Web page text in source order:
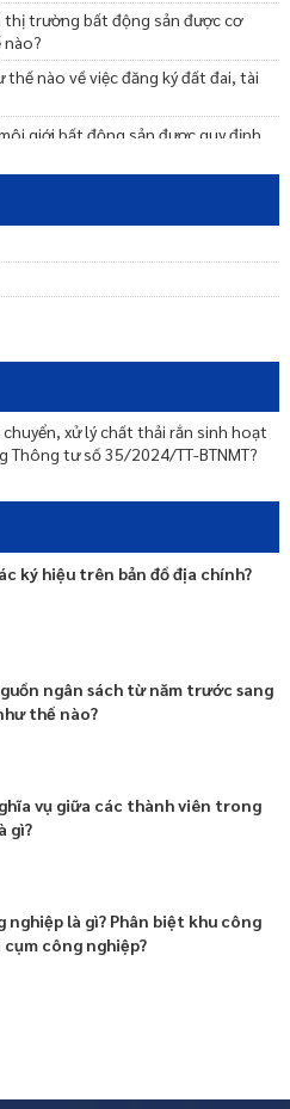
trường bất động sản được cơ
nào?
nào về việc đăng ký đất đai, tài
giới bất động sản được quy định
chức kỳ thi sát hạch và cấp chứng
nào về mua bán nhà ở?
nào về thuê nhà ở?
nhỏ là gì?
nhân tự xây dựng nhà ở là gì?
thế nào về việc giao đất, cho thuê
sử dụng đất?
trong tương lai đủ điều kiện
người sử dụng nhà chung cư
sử dụng hệ thống thông tin về nhà
thuê và quản lý vận hành nhà ở
được quy định thế nào?
xử lý chất thải rắn sinh hoạt
tư số 35/2024/TT-BTNMT?
ký hiệu trên bản đồ địa chính?
ngân sách từ năm trước sang
thế nào?
vụ giữa các thành viên trong
gì?
nghiệp là gì? Phân biệt khu công
cụm công nghiệp?